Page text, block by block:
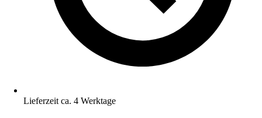
Lieferzeit ca. 4 Werktage